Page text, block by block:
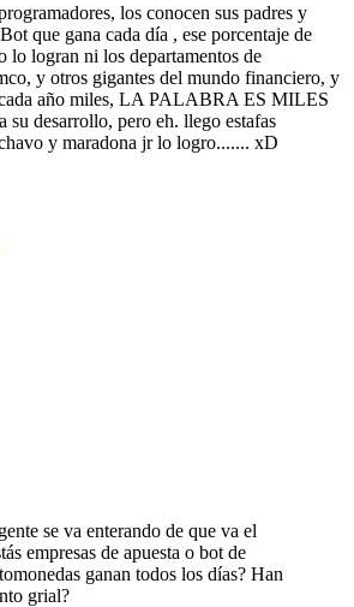
los conocen sus padres y
que gana cada día , ese porcentaje de
lo logran ni los departamentos de
y otros gigantes del mundo financiero, y
cada año miles, LA PALABRA ES MILES
su desarrollo, pero eh. llego estafas
y maradona jr lo logro....... xD
se va enterando de que va el
empresas de apuesta o bot de
ganan todos los días? Han
grial?